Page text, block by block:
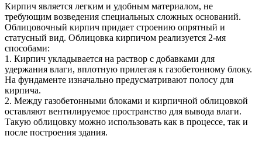
Кирпич является легким и удобным материалом, не
требующим возведения специальных сложных оснований.
Облицовочный кирпич придает строению опрятный и
статусный вид. Облицовка кирпичом реализуется 2-мя
способами:
1. Кирпич укладывается на раствор с добавками для
удержания влаги, вплотную прилегая к газобетонному блоку.
На фундаменте изначально предусматривают полосу для
кирпича.
2. Между газобетонными блоками и кирпичной облицовкой
оставляют вентилируемое пространство для вывода влаги.
Такую облицовку можно использовать как в процессе, так и
после построения здания.